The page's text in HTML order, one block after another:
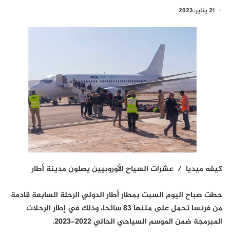
21 يناير، 2023
كيفه ميديا / عشرات السياح الأوروبيين يصلون مدينة أطار
حطت صباح اليوم السبت بمطار أطار الدولي الرحلة السابعة قادمة
من فرنسا تحمل على متنها 83 سائحا، وذلك في إطار الرحلات
المبرمجة ضمن الموسم السياحي الحالي 2022-2023.